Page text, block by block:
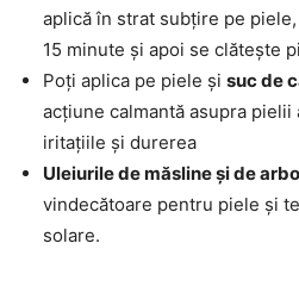
aplică în strat subțire pe
15 minute și apoi se clătește
Poți aplica pe piele și suc de
acțiune calmantă asupra
iritațiile și durerea
Uleiurile de măsline și de
vindecătoare pentru piele și
solare.